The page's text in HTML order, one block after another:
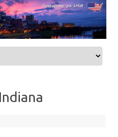
Skip to content